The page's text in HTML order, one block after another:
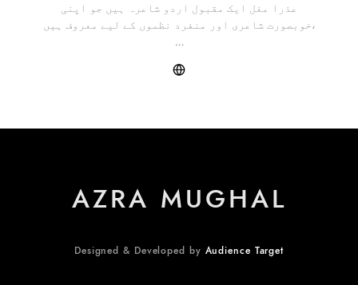
عذرا مغل ایک مقبول اردو شاعرہ ہیں جو اپنی
خوبصورت شاعری اور منفرد نظموں کے لیے معروف ہیں،
…
AZRA MUGHAL
Designed & Developed by Audience Target